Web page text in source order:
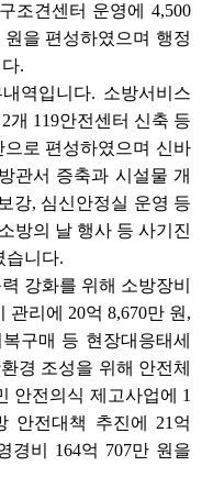
조견센터 운영에 4,500
을 편성하였으며 행정
.
역입니다. 소방서비스
개 119안전센터 신축 등
으로 편성하였으며 신바
관서 증축과 시설물 개
강, 심신안정실 운영 등
방의 날 행사 등 사기진
습니다.
강화를 위해 소방장비
리에 20억 8,670만 원,
구매 등 현장대응태세
경 조성을 위해 안전체
안전의식 제고사업에 1
안전대책 추진에 21억
경비 164억 707만 원을